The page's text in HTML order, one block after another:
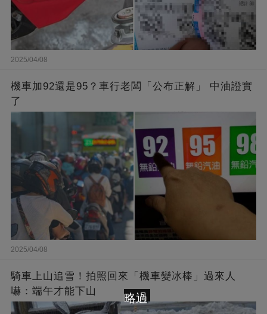
2025/04/08
機車加92還是95？車行老闆「公布正解」 中油證實
了
2025/04/08
騎車上山追雪！拍照回來「機車變冰棒」過來人
嚇：端午才能下山
略過